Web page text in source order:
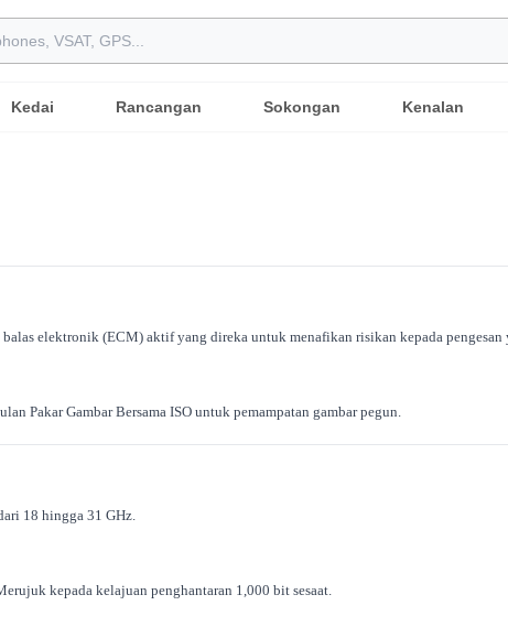
Kedai Rancangan Sokongan Kenalan
elektronik (ECM) aktif yang direka untuk menafikan risikan kepada
Pakar Gambar Bersama ISO untuk pemampatan gambar pegun.
18 hingga 31 GHz.
kepada kelajuan penghantaran 1,000 bit sesaat.